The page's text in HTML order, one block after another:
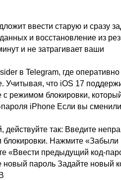
ввести старую и сразу
и восстановление из
и не затрагивает ваши
в Telegram, где
что iOS 17
с режимом блокировки,
iPhone Если вы
так: Введите
Нажмите
«Ввести предыдущий код-
пароль Задайте новый